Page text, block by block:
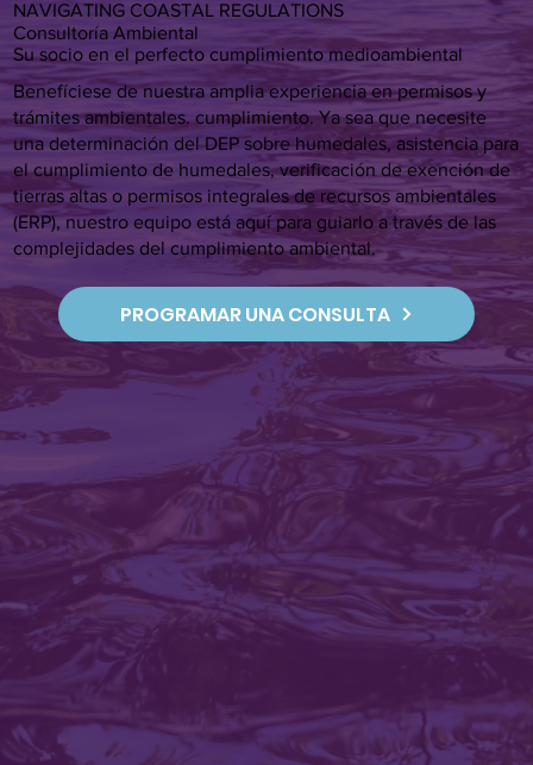
Consultoría Ambiental
Su socio en el perfecto cumplimiento medioambiental
PROGRAMAR UNA CONSULTA
Benefíciese de nuestra amplia experiencia en permisos y
trámites ambientales. cumplimiento. Ya sea que necesite
una determinación del DEP sobre humedales, asistencia para
el cumplimiento de humedales, verificación de exención de
tierras altas o permisos integrales de recursos ambientales
(ERP), nuestro equipo está aquí para guiarlo a través de las
complejidades del cumplimiento ambiental.
NAVIGATING COASTAL REGULATIONS